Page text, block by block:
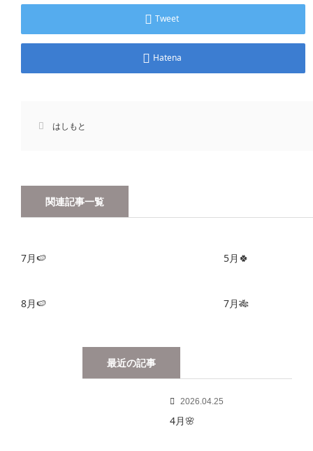
Tweet
Hatena
はしもと
関連記事一覧
7月🍉 5月🍀
8月🍉 7月🎋
最近の記事
2026.04.25
4月🌸